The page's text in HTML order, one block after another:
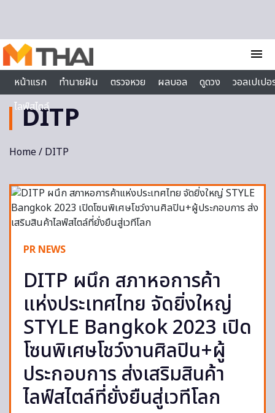
menu
หน้าแรก
ทำนายฝัน ตรวจหวย ผลบอล ดูดวง
วอลเปเป
ไลฟ์สไตล์
DITP
Home/ DITP
PR NEWS
DITP ผนึก สภาหอการค้า
แห่งประเทศไทย จัดยิ่งใหญ่
STYLE Bangkok 2023 เปิด
โซนพิเศษโชว์งานศิลปิน+ผู้
ประกอบการ ส่งเสริมสินค้า
ไลฟ์สไตล์ที่ยั่งยืนสู่เวทีโลก